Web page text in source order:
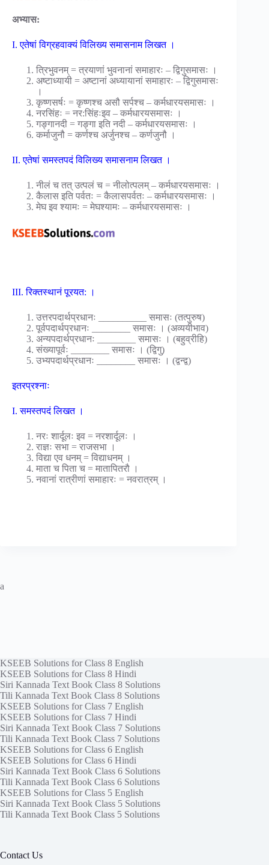
अभ्यास:
I. एतेषां विग्रहवाक्यं विलिख्य समासनाम लिखत ।
त्रिभुवनम् = त्रयाणां भुवनानां समाहारः – द्विगुसमासः ।
अष्टाध्यायी = अष्टानां अध्यायानां समाहारः – द्विगुसमासः
।
कृष्णसर्षः = कृष्णश्च असौ सर्पश्च – कर्मधारयसमासः ।
नरसिंहः = नर:सिंहःइव – कर्मधारयसमासः ।
गङ्गानदी = गङ्गा इति नदी – कर्मधारयसमासः ।
कर्माजुनौ = कर्णश्च अर्जुनश्च – कर्णजुनौ ।
II. एतेषां समस्तपदं विलिख्य समासनाम लिखत ।
नीलं च तत् उत्पलं च = नीलोत्पलम् – कर्मधारयसमासः ।
कैलास इति पर्वतः = कैलासपर्वतः – कर्मधारयसमासः ।
मेघ इव श्यामः = मेघश्यामः – कर्मधारयसमासः ।
III. रिक्तस्थानं पूरयत: ।
उत्तरपदार्थप्रधानः __________ समासः (तत्पुरुष)
पूर्वपदार्थप्रधानः ________ समासः । (अव्ययीभाव)
अन्यपदार्थप्रधानः ________ समासः । (बहुव्रीहि)
संख्यापूर्वः ________ समासः । (द्विगु)
उभ्यपदार्थप्रधानः ________ समासः । (द्वन्द्व)
इतरप्रश्नाः
I. समस्तपदं लिखत ।
नरः शार्दूलः इव = नरशार्दूलः ।
राज्ञः सभा = राजसभा ।
विद्या एव धनम् = विद्याधनम् ।
माता च पिता च = मातापितरौ ।
नवानां रात्रीणां समाहारः = नवरात्रम् ।
a
KSEEB Solutions for Class 8 English
KSEEB Solutions for Class 8 Hindi
Siri Kannada Text Book Class 8 Solutions
Tili Kannada Text Book Class 8 Solutions
KSEEB Solutions for Class 7 English
KSEEB Solutions for Class 7 Hindi
Siri Kannada Text Book Class 7 Solutions
Tili Kannada Text Book Class 7 Solutions
KSEEB Solutions for Class 6 English
KSEEB Solutions for Class 6 Hindi
Siri Kannada Text Book Class 6 Solutions
Tili Kannada Text Book Class 6 Solutions
KSEEB Solutions for Class 5 English
Siri Kannada Text Book Class 5 Solutions
Tili Kannada Text Book Class 5 Solutions
Contact Us